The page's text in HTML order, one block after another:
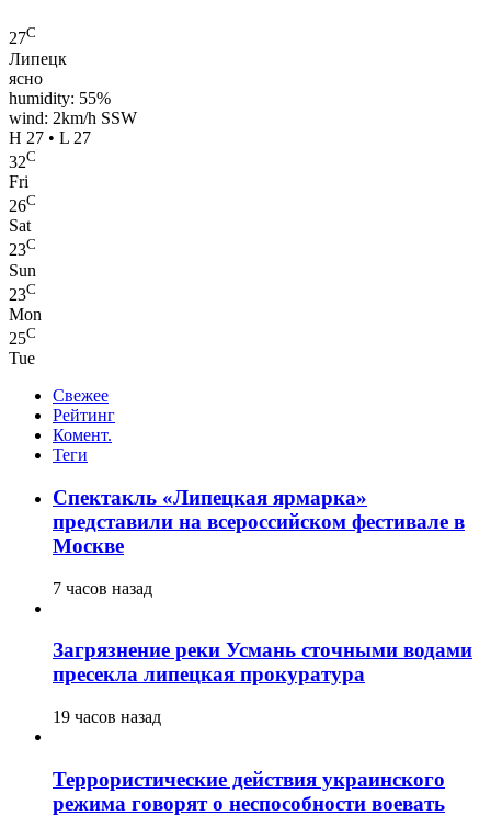
27C
Липецк
ясно
humidity: 55%
wind: 2km/h SSW
H 27 • L 27
32C
Fri
26C
Sat
23C
Sun
23C
Mon
25C
Tue
Свежее
Рейтинг
Комент.
Теги
Спектакль «Липецкая ярмарка»
представили на всероссийском фестивале в
Москве
7 часов назад
Загрязнение реки Усмань сточными водами
пресекла липецкая прокуратура
19 часов назад
Террористические действия украинского
режима говорят о неспособности воевать